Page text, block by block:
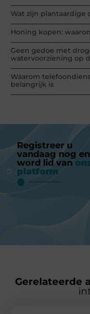
Wat zijn plantaardige
Honing kopen:
Geen gedoe met
watervoorziening op
Waarom
belangrijk is
Registreer u
vandaag nog en
word lid van
platform
Gerelateerde